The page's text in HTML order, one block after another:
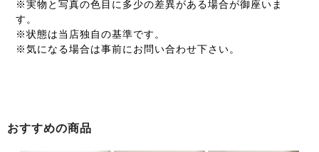
※実物と写真の色目に多少の差異がある場合が御座いま
す。
※状態は当店独自の基準です。
※気になる場合は事前にお問い合わせ下さい。
おすすめの商品